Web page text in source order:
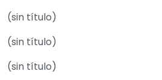
(sin título)
(sin título)
(sin título)